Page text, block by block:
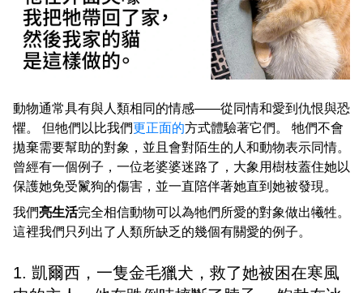
動物通常具有與人類相同的情感——從同情和愛到仇恨與恐
懼。 但牠們以比我們更正面的方式體驗著它們。 牠們不會
拋棄需要幫助的對象，並且會對陌生的人和動物表示同情。
曾經有一個例子，一位老婆婆迷路了，大象用樹枝蓋住她以
保護她免受鬣狗的傷害，並一直陪伴著她直到她被發現。
我們亮生活完全相信動物可以為牠們所愛的對象做出犧牲。
這裡我們只列出了人類所缺乏的幾個有關愛的例子。
1. 凱爾西，一隻金毛獵犬，救了她被困在寒風